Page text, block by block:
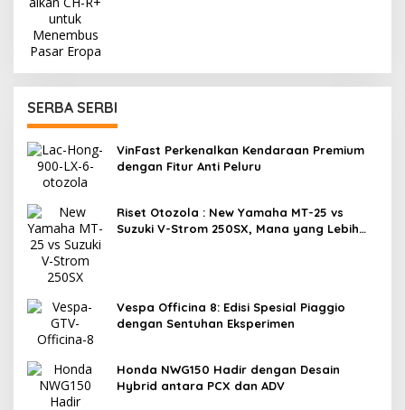
SERBA SERBI
VinFast Perkenalkan Kendaraan Premium
dengan Fitur Anti Peluru
Riset Otozola : New Yamaha MT-25 vs
Suzuki V-Strom 250SX, Mana yang Lebih
Vespa Officina 8: Edisi Spesial Piaggio
dengan Sentuhan Eksperimen
Honda NWG150 Hadir dengan Desain
Hybrid antara PCX dan ADV